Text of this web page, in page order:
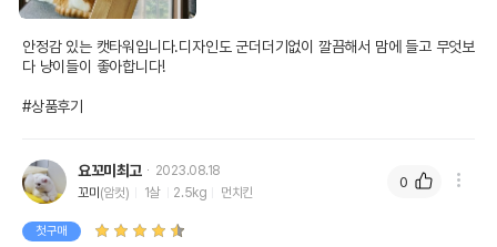
안정감 있는 캣타워입니다.디자인도 군더더기없이 깔끔해서 맘에 들고 무엇보
다 냥이들이 좋아합니다!
#상품후기
요꼬미최고
2023.08.18
꼬미 (암컷) 1살 2.5kg 먼치킨
첫구매
0